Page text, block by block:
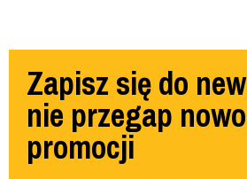
Zapisz się do
nie przegap
promocji